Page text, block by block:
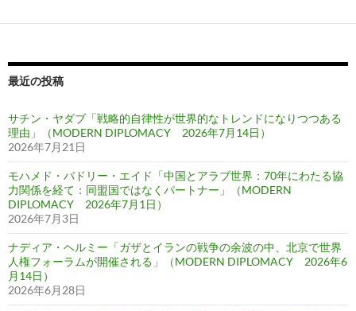
最近の投稿
サチン・ヤダブ「戦略的自律性が世界的なトレンドになりつつある
理由」（MODERN DIPLOMACY 2026年7月14日）
2026年7月21日
モハメド・バドリー・エイド「中国とアラブ世界：70年にわたる協
力関係を経て：同盟国ではなくパートナー」（MODERN
DIPLOMACY 2026年7月1日）
2026年7月3日
ナディア・ヘルミー「ガザとイランの戦争の余波の中、北京で世界
人権フォーラムが開催される」（MODERN DIPLOMACY 2026年6
月14日）
2026年6月28日